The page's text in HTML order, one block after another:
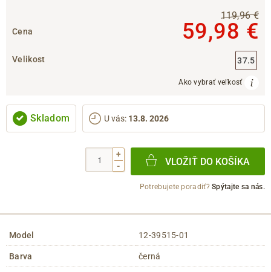
Cena
119,96 €
59,98 €
Velikost 37.5
Ako vybrať veľkosť
Skladom U vás: 13.8. 2026
+
-
VLOŽIŤ DO KOŠÍKA
Potrebujete poradiť?Spýtajte sa nás.
Model 12-39515-01
Barva černá